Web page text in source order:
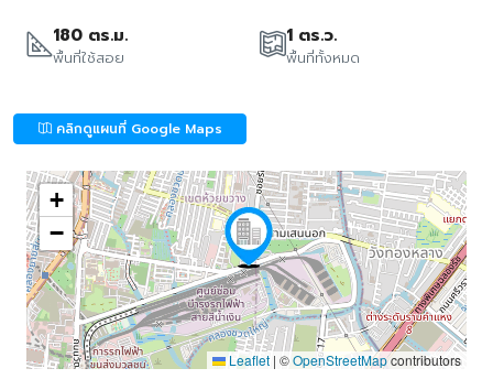
180 ตร.ม.
พื้นที่ใช้สอย
1 ตร.ว.
พื้นที่ทั้งหมด
คลิกดูแผนที่ Google Maps
+
−
Leaflet | ©OpenStreetMapcontributors